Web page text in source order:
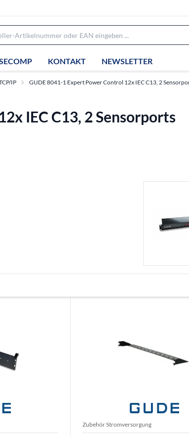
KONTAKT NEWSLETTER
IP GUDE 8041-1 Expert Power Control 12x IEC C13, 2
IEC C13, 2 Sensorports
Zubehör Stromversorgung